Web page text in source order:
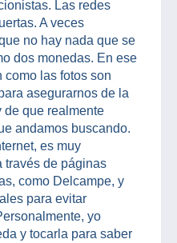
Las redes
A veces
no hay nada que se
dos monedas. En ese
como las fotos son
asegurarnos de la
de que realmente
andamos buscando.
es muy
través de páginas
como Delcampe, y
para evitar
yo
y tocarla para saber